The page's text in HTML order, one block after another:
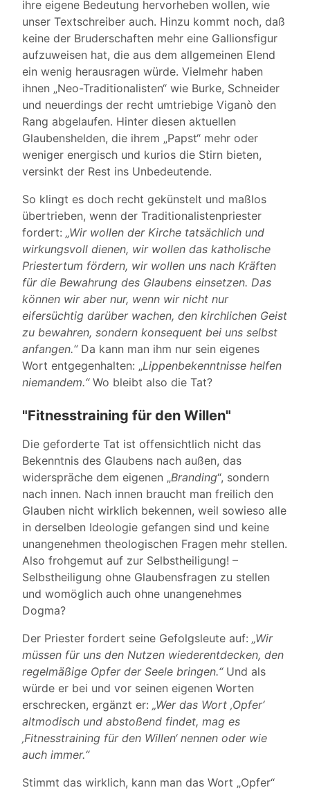
ihre eigene Bedeutung hervorheben wollen, wie
unser Textschreiber auch. Hinzu kommt noch, daß
keine der Bruderschaften mehr eine Gallionsfigur
aufzuweisen hat, die aus dem allgemeinen Elend
ein wenig herausragen würde. Vielmehr haben
ihnen „Neo-Traditionalisten“ wie Burke, Schneider
und neuerdings der recht umtriebige Viganò den
Rang abgelaufen. Hinter diesen aktuellen
Glaubenshelden, die ihrem „Papst“ mehr oder
weniger energisch und kurios die Stirn bieten,
versinkt der Rest ins Unbedeutende.
So klingt es doch recht gekünstelt und maßlos
übertrieben, wenn der Traditionalistenpriester
fordert: „Wir wollen der Kirche tatsächlich und
wirkungsvoll dienen, wir wollen das katholische
Priestertum fördern, wir wollen uns nach Kräften
für die Bewahrung des Glaubens einsetzen. Das
können wir aber nur, wenn wir nicht nur
eifersüchtig darüber wachen, den kirchlichen Geist
zu bewahren, sondern konsequent bei uns selbst
anfangen.“ Da kann man ihm nur sein eigenes
Wort entgegenhalten: „Lippenbekenntnisse helfen
niemandem.“ Wo bleibt also die Tat?
"Fitnesstraining für den Willen"
Die geforderte Tat ist offensichtlich nicht das
Bekenntnis des Glaubens nach außen, das
widerspräche dem eigenen „Branding“, sondern
nach innen. Nach innen braucht man freilich den
Glauben nicht wirklich bekennen, weil sowieso alle
in derselben Ideologie gefangen sind und keine
unangenehmen theologischen Fragen mehr stellen.
Also frohgemut auf zur Selbstheiligung! –
Selbstheiligung ohne Glaubensfragen zu stellen
und womöglich auch ohne unangenehmes
Dogma?
Der Priester fordert seine Gefolgsleute auf: „Wir
müssen für uns den Nutzen wiederentdecken, den
regelmäßige Opfer der Seele bringen.“ Und als
würde er bei und vor seinen eigenen Worten
erschrecken, ergänzt er: „Wer das Wort ‚Opfer‘
altmodisch und abstoßend findet, mag es
‚Fitnesstraining für den Willen‘ nennen oder wie
auch immer.“
Stimmt das wirklich, kann man das Wort „Opfer“